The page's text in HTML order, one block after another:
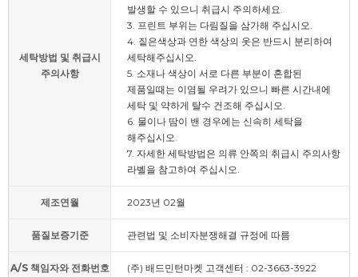
세탁방법 및 취급시
주의사항
발생할 수 있으니 취급시 주의하세요.
3. 프린트 부위는 다림질을 삼가해 주십시오.
4. 짙은색상과 연한 색상의 옷은 반드시 분리하여
세탁해주십시오.
5. 소재나 색상이 서로 다른 부분이 혼합된
제품일때는 이염될 우려가 있으니 빠른 시간내에
세탁 및 약하게 탈수 건조해 주십시오.
6. 물이나 땀이 밴 경우에는 신속히 세탁을
해주십시오.
7. 자세한 세탁방법은 의류 안쪽의 취급시 주의사항
라벨을 참고하여 주십시오.
제조연월 2023년 02월
품질보증기준 관련법 및 소비자분쟁해결 규정에 따름
A/S 책임자와 전화번호 (주) 배드민턴마켓 고객센터 : 02-3663-3922